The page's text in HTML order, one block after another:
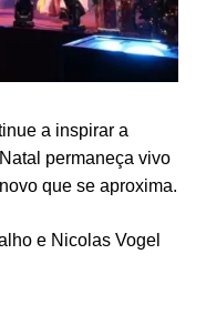
a inspirar a
permaneça vivo
que se aproxima.
e Nicolas Vogel